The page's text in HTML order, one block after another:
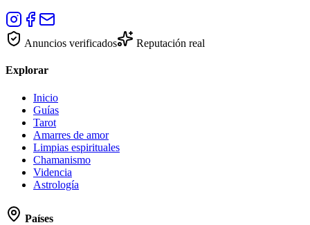
Anuncios verificados Reputación real
Explorar
Inicio
Guías
Tarot
Amarres de amor
Limpias espirituales
Chamanismo
Videncia
Astrología
Países